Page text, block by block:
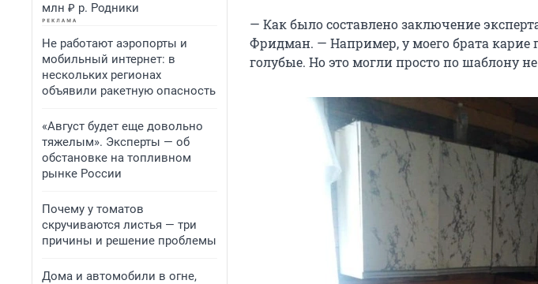
млн ₽ р. Родники
Не работают аэропорты и
мобильный интернет: в
нескольких регионах
объявили ракетную опасность
«Август будет еще довольно
тяжелым». Эксперты — об
обстановке на топливном
рынке России
Почему у томатов
скручиваются листья — три
причины и решение проблемы
Дома и автомобили в огне,
— Как было составлено заключение
Фридман. — Например, у моего брата карие
голубые. Но это могли просто по шаблону